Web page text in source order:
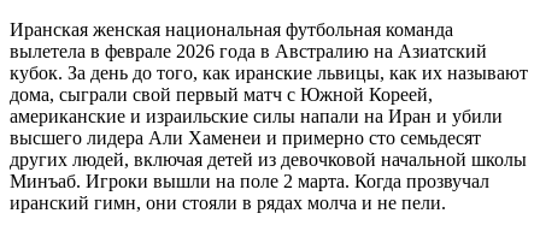
Иранская женская национальная футбольная команда
вылетела в феврале 2026 года в Австралию на Азиатский
кубок. За день до того, как иранские львицы, как их называют
дома, сыграли свой первый матч с Южной Кореей,
американские и израильские силы напали на Иран и убили
высшего лидера Али Хаменеи и примерно сто семьдесят
других людей, включая детей из девочковой начальной школы
Минъаб. Игроки вышли на поле 2 марта. Когда прозвучал
иранский гимн, они стояли в рядах молча и не пели.